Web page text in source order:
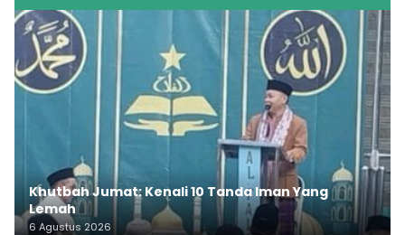
Khutbah Jumat: Kenali 10 Tanda Iman Yang
Lemah
6 Agustus 2026